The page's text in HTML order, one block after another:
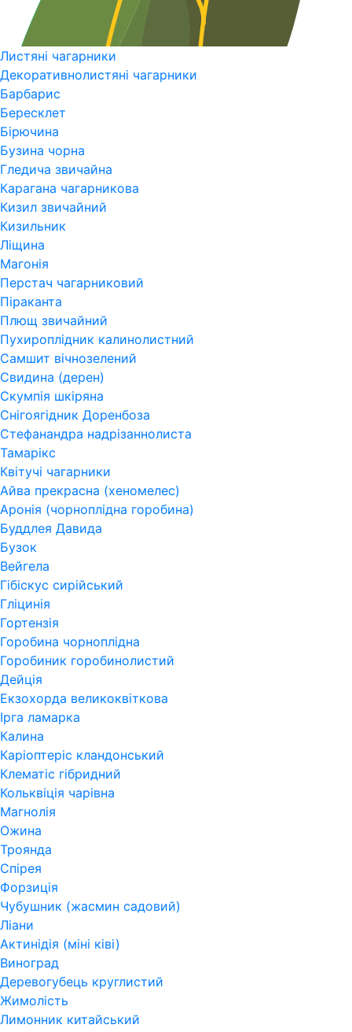
Листяні чагарники
Декоративнолистяні чагарники
Барбарис
Бересклет
Бірючина
Бузина чорна
Гледича звичайна
Карагана чагарникова
Кизил звичайний
Кизильник
Ліщина
Магонія
Перстач чагарниковий
Піраканта
Плющ звичайний
Пухироплідник калинолистний
Самшит вічнозелений
Свидина (дерен)
Скумпія шкіряна
Снігоягідник Доренбоза
Стефанандра надрізаннолиста
Тамарікс
Квітучі чагарники
Айва прекрасна (хеномелес)
Аронія (чорноплідна горобина)
Буддлея Давида
Бузок
Вейгела
Гібіскус сирійський
Гліцинія
Гортензія
Горобина чорноплідна
Горобиник горобинолистий
Дейція
Екзохорда великоквіткова
Ірга ламарка
Калина
Каріоптеріс кландонський
Клематіс гібридний
Кольквіція чарівна
Магнолія
Ожина
Троянда
Спірея
Форзиція
Чубушник (жасмин садовий)
Ліани
Актинідія (міні ківі)
Виноград
Деревогубець круглистий
Жимолість
Лимонник китайський